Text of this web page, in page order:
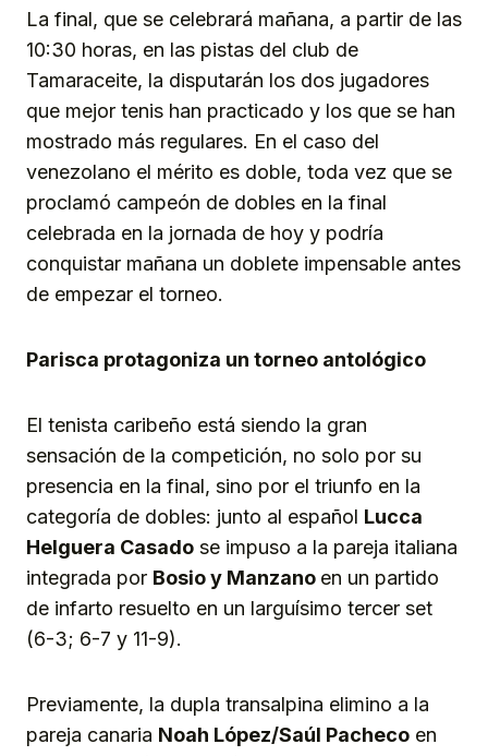
La final, que se celebrará mañana, a partir de las
10:30 horas, en las pistas del club de
Tamaraceite, la disputarán los dos jugadores
que mejor tenis han practicado y los que se han
mostrado más regulares. En el caso del
venezolano el mérito es doble, toda vez que se
proclamó campeón de dobles en la final
celebrada en la jornada de hoy y podría
conquistar mañana un doblete impensable antes
de empezar el torneo.
Parisca protagoniza un torneo antológico
El tenista caribeño está siendo la gran
sensación de la competición, no solo por su
presencia en la final, sino por el triunfo en la
categoría de dobles: junto al español Lucca
Helguera Casado se impuso a la pareja italiana
integrada por Bosio y Manzano en un partido
de infarto resuelto en un larguísimo tercer set
(6-3; 6-7 y 11-9).
Previamente, la dupla transalpina elimino a la
pareja canaria Noah López/Saúl Pacheco en